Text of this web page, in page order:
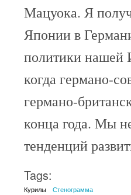
Мацуока. Я
Японии в
политики нашей
когда германо-
германо-
конца года. Мы
тенденций
Tags:
Курилы Стенограмма